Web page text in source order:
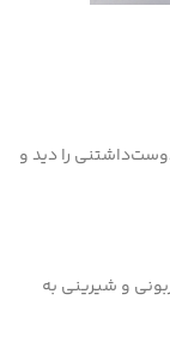
را دید و
و شیرینی به